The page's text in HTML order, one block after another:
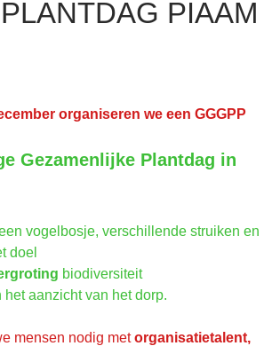
PIAAM
organiseren we een GGGPP
Gezamenlijke Plantdag in
vogelbosje, verschillende struiken en
doel
biodiversiteit
het aanzicht van het dorp.
mensen nodig metorganisatietalent,